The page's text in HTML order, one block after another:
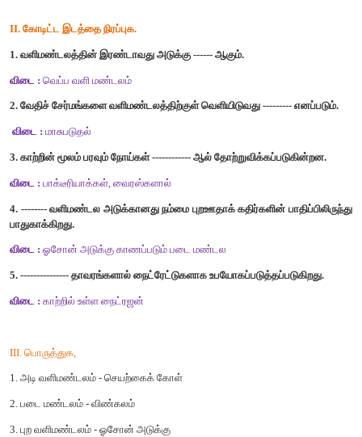
இ வைரஸ்
ஈ. புரோட்டோசோவா
5. படை மண்டலத்திற்கு அடுத்து காணப்படும் இடைமண்டலத்தின்
அ. 70-75 கி.மீ
ஆ. 75-80 கி.மீ
இ 50 -85 கி.மீ
ஈ. 85-90 கி.மீ
II. கோடிட்ட இடத்தை நிரப்புக.
1. வளிமண்டலத்தின் இரண்டாவது அடுக்கு ------ ஆகும்.